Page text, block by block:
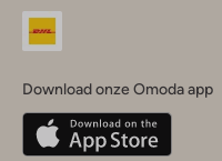
Land
Belgique(Français)
Deutschland
Download onze Omoda app